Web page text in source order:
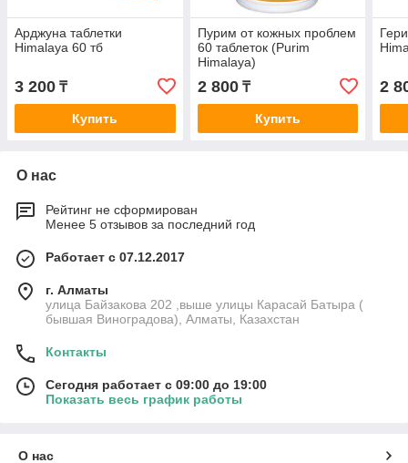
Арджуна таблетки
Himalaya 60 тб
3 200 ₸
Купить
Пурим от кожных проблем
60 таблеток (Purim
Himalaya)
2 800₸
Купить
2
О нас
Рейтинг не сформирован
Менее 5 отзывов за последний год
Работает с 07.12.2017
г. Алматы
улица Байзакова 202 ,выше улицы Карасай Батыра (
бывшая Виноградова), Алматы, Казахстан
Контакты
Сегодня работает с 09:00 до 19:00
Показать весь график работы
О нас